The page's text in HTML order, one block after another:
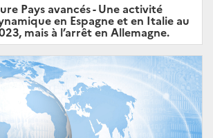
Pays avancés - Une activité
en Espagne et en Italie au
mais à l’arrêt en Allemagne.